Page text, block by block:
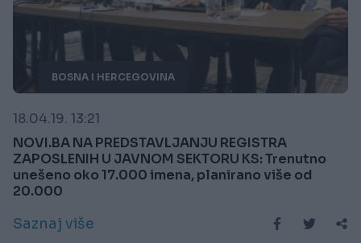
BOSNA I HERCEGOVINA
18.04.19. 13:21
NOVI.BA NA PREDSTAVLJANJU REGISTRA
ZAPOSLENIH U JAVNOM SEKTORU KS: Trenutno
unešeno oko 17.000 imena, planirano više od
20.000
Saznaj više